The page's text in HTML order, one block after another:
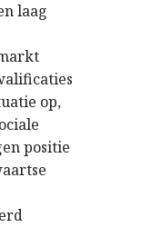
laag
op,
positie